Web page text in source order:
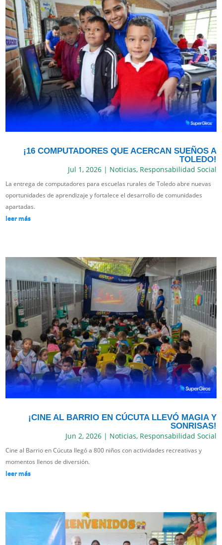
¡16 COMPUTADORES QUE ACERCAN SUEÑOS A
TOLEDO!
Jul 1, 2026| Noticias, Responsabilidad Social
La entrega de computadores para escuelas rurales de Toledo abre nuevas
oportunidades de aprendizaje y fortalece el desarrollo de comunidades
apartadas.
leer más
¡CINE AL BARRIO EN CÚCUTA LLEVÓ MAGIA Y
SONRISAS!
Jun 2, 2026| Noticias, Responsabilidad Social
Cine al Barrio en Cúcuta llegó a 800 niños con actividades recreativas y
momentos llenos de diversión.
leer más